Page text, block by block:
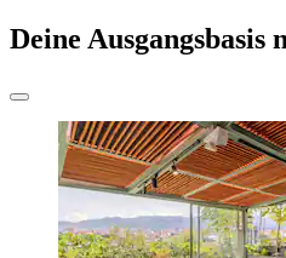
Deine